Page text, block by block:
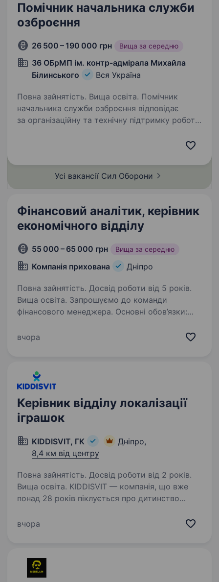
Помічник начальника служби
озброєння
26 500 – 190 000 грн Вища за середню
36 ОБрМП ім. контр-адмірала Михайла
Білинського
Вся Україна
Повна зайнятість. Вища освіта. Помічник
начальника служби озброєння відповідає
за організаційну та технічну підтримку роботи
Усі вакансії Сил Оборони
Фінансовий аналітик, керівник
економічного відділу
55 000 – 65 000 грн Вища за середню
Компанія прихована Дніпро
Повна зайнятість. Досвід роботи від 5 років.
Вища освіта. Запрошуємо до команди
фінансового менеджера. Основні обов’язки:
баланс, P&L), виявлення помилок та відхилень.
вчора
Керівник відділу локалізації
іграшок
KIDDISVIT, ГК
Дніпро,
8,4 км від центру
Повна зайнятість. Досвід роботи від 2 років.
Вища освіта. KIDDISVIT — компанія, що вже
понад 28 років піклується про дитинство
й сьогодні є лідером серед постачальників
вчора